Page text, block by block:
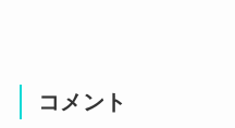
コメント